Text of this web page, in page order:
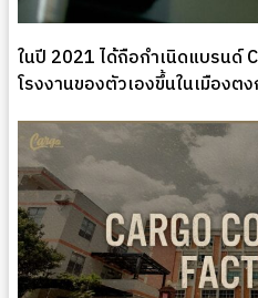
ในปี 2021 ได้ถือกำเนิดแบรนด์
โรงงานของตัวเองขึ้นในเมืองต